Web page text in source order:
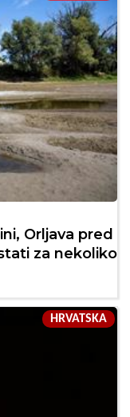
Orljava pred
za nekoliko
HRVATSKA